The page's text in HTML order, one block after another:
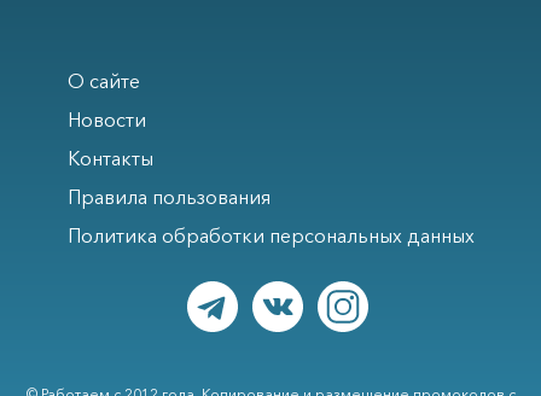
О сайте
Новости
Контакты
Правила пользования
Политика обработки персональных данных